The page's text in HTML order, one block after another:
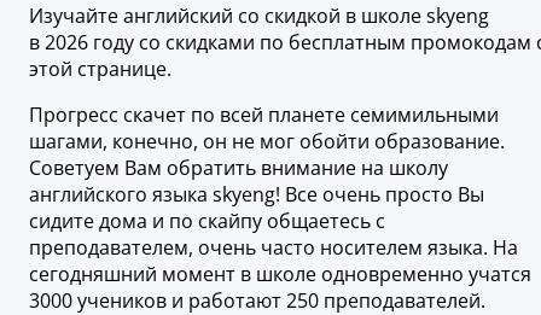
Изучайте английский со скидкой в школе skyeng
в 2026 году со скидками по бесплатным промокодам
этой странице.
Прогресс скачет по всей планете семимильными
шагами, конечно, он не мог обойти образование.
Советуем Вам обратить внимание на школу
английского языка skyeng! Все очень просто Вы
сидите дома и по скайпу общаетесь с
преподавателем, очень часто носителем языка. На
сегодняшний момент в школе одновременно учатся
3000 учеников и работают 250 преподавателей.